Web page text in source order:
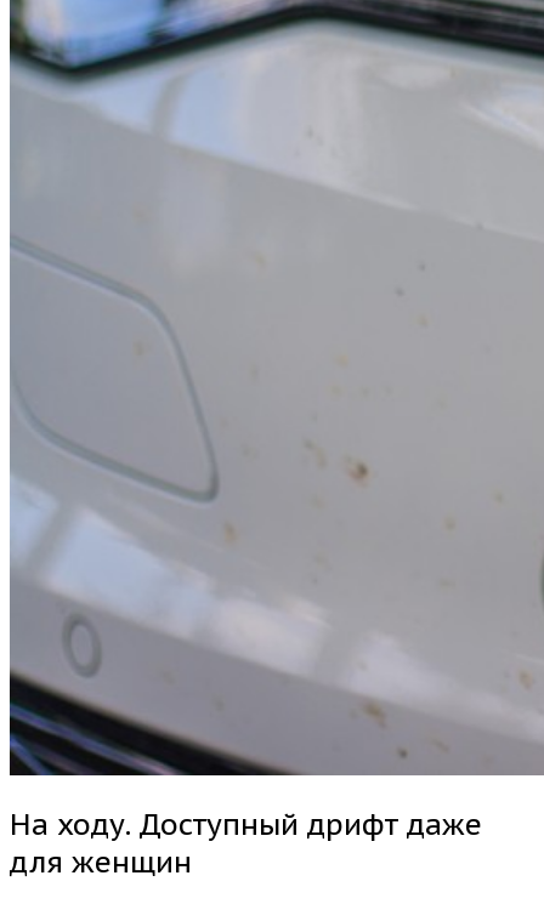
На ходу. Доступный дрифт даже
для женщин